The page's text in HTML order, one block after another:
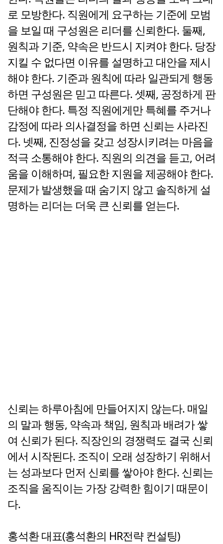
로 모방한다. 직원에게 요구하는 기준에 모범
을 보일 때 구성원은 리더를 신뢰한다. 둘째,
원칙과 기준, 약속은 반드시 지켜야 한다. 당장
지킬 수 없다면 이유를 설명하고 대안을 제시
해야 한다. 기준과 원칙에 따라 일관되게 행동
하면 구성원은 믿고 따른다. 셋째, 공정하게 판
단해야 한다. 특정 직원에게만 특혜를 주거나
감정에 따라 의사결정을 하면 신뢰는 사라진
다. 넷째, 진정성을 갖고 성장시키려는 마음을
적극 소통해야 한다. 직원의 의견을 듣고, 어려
움을 이해하며, 필요한 지원을 제공해야 한다.
문제가 발생했을 때 숨기지 않고 솔직하게 설
명하는 리더는 더욱 큰 신뢰를 얻는다.
신뢰는 하루아침에 만들어지지 않는다. 매일
의 말과 행동, 약속과 책임, 원칙과 배려가 쌓
여 신뢰가 된다. 직장인의 경쟁력도 결국 신뢰
에서 시작된다. 조직이 오래 성장하기 위해서
는 성과보다 먼저 신뢰를 쌓아야 한다. 신뢰는
조직을 움직이는 가장 강력한 힘이기 때문이
다.
홍석환 대표(홍석환의 HR전략 컨설팅)